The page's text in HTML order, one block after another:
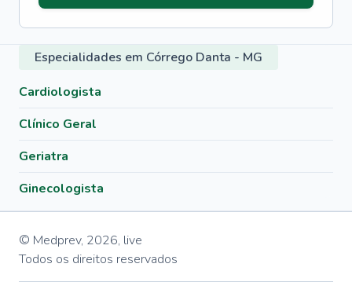
Especialidades em Córrego Danta - MG
Cardiologista
Clínico Geral
Geriatra
Ginecologista
© Medprev, 2026, live
Todos os direitos reservados